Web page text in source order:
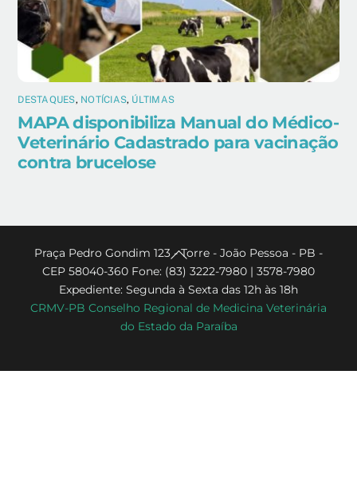
DESTAQUES, NOTÍCIAS, ÚLTIMAS
MAPA disponibiliza Manual do Médico-
Veterinário Cadastrado para vacinação
contra brucelose
Back
To
Top
Praça Pedro Gondim 123 - Torre - João Pessoa - PB -
CEP 58040-360 Fone: (83) 3222-7980 | 3578-7980
Expediente: Segunda à Sexta das 12h às 18h
CRMV-PB Conselho Regional de Medicina Veterinária
do Estado da Paraíba